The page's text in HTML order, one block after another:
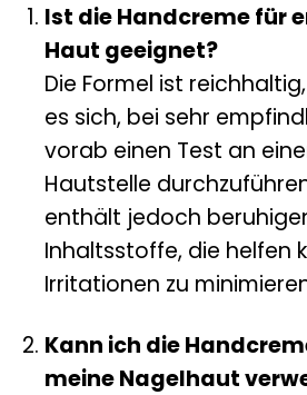
Ist die Handcreme für
Haut geeignet?
Die Formel ist
es sich, bei sehr
vorab einen Test an
Hautstelle
enthält jedoch
Inhaltsstoffe, die helfen
Irritationen zu
Kann ich die
meine Nagelhaut